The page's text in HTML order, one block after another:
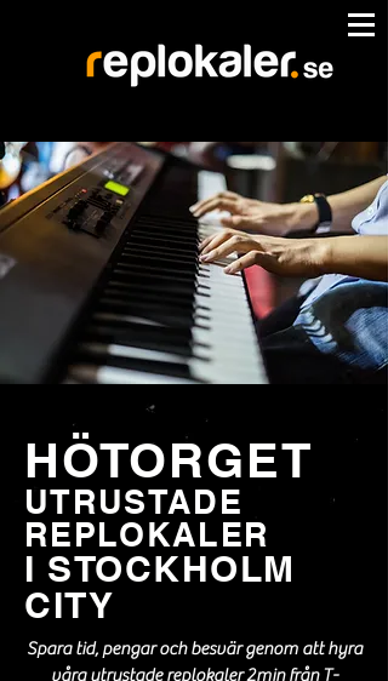
HÖTORGET
UTRUSTADE
REPLOKALER
I STOCKHOLM
CITY
Spara tid, pengar och besvär genom att hyra
våra utrustade replokaler 2min från T-